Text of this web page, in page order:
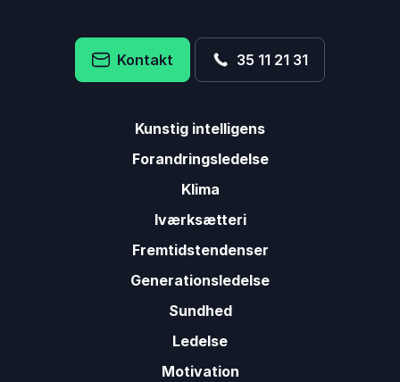
Kontakt 35 11 21 31
Kunstig intelligens
Forandringsledelse
Klima
Iværksætteri
Fremtidstendenser
Generationsledelse
Sundhed
Ledelse
Motivation